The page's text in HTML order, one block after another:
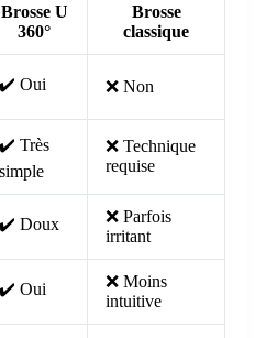
Brosse U
360°
Brosse
classique
✔️ Oui ❌ Non
✔️ Très
simple
❌ Technique
requise
✔️ Doux
❌ Parfois
irritant
✔️ Oui
❌ Moins
intuitive